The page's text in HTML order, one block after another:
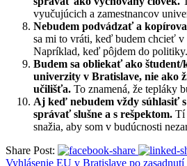
vyučujúcich a zamestnancov
Nebudem podvádzať a
sa mi to vráti, keď budem chcieť
Napríklad, keď pôjdem do politiky.
Budem sa obliekať ako
univerzity v Bratislave, nie ako
učilišťa. To znamená, že tepláky
Aj keď nebudem vždy súhlasiť
správať slušne a s rešpektom. Tí
snažia, aby som v budúcnosti
Share Post:
Vyhlásenie EU v Bratislave po